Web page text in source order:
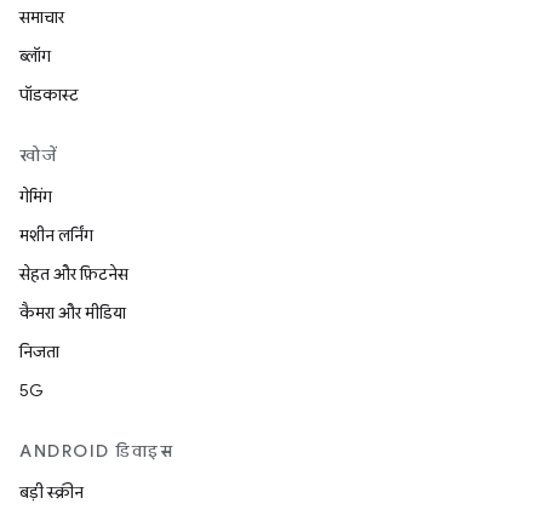
समाचार
ब्लॉग
पॉडकास्ट
खोजें
गेमिंग
मशीन लर्निंग
सेहत और फ़िटनेस
कैमरा और मीडिया
निजता
5G
ANDROID डिवाइस
बड़ी स्क्रीन